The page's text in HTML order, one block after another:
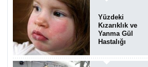
Tespit Ediyor
Yüzdeki
Kızarıklık ve
Yanma Gül
Hastalığı
Belirtisi Olabilir